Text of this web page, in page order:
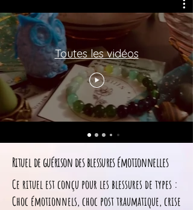
Toutes les vidéos
Rituel de guérison des blessures émotionnelles
Ce rituel est conçu pour les blessures de types :
Choc émotionnels, choc post traumatique, crise